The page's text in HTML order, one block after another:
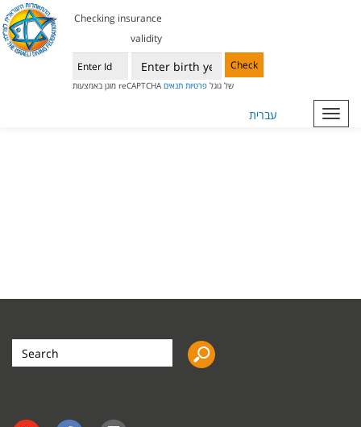
Checking insurance
validity
Check
מוגן באמצעות reCAPTCHA של גוגלפרטיות תנאים
עברית
Search
the